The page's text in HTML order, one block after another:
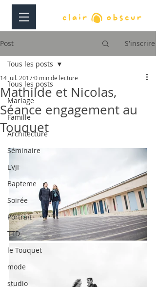
Post S'inscrire
Tous les posts
Mariage
Famille
Architecture
Séminaire
EVJF
Bapteme
Soirée
Portrait
TTD
le Touquet
mode
studio
Tous les posts
Mathilde et Nicolas,
Séance engagement au
Touquet
14 juil. 20170 min de lecture